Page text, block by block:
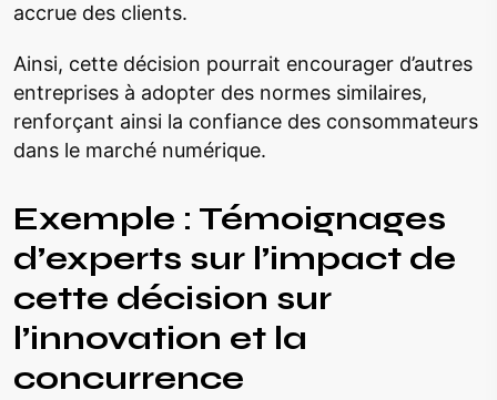
accrue des clients.
Ainsi, cette décision pourrait encourager d’autres
entreprises à adopter des normes similaires,
renforçant ainsi la confiance des consommateurs
dans le marché numérique.
Exemple : Témoignages
d’experts sur l’impact de
cette décision sur
l’innovation et la
concurrence